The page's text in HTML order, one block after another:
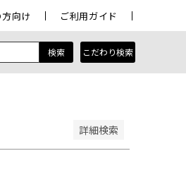
向け ご利用ガイド
検索 こだわり検索
詳細検索
レビュー順